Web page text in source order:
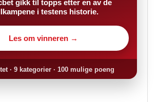
gikk til topps etter en av de
i testens historie.
Les om vinneren →
· 9 kategorier · 100 mulige poeng